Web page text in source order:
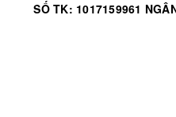
SỐ TK: 1017159961